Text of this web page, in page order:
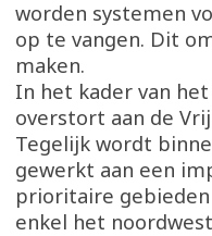
worden systemen
op te vangen. Dit
maken.
In het kader van
overstort aan de
Tegelijk wordt
gewerkt aan een
prioritaire
enkel het